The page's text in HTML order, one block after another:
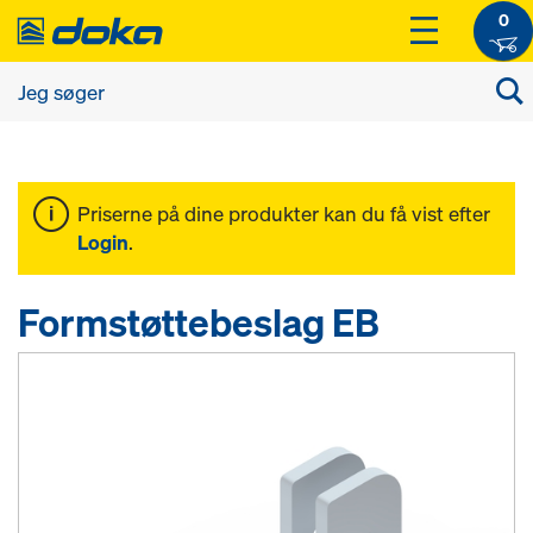
0
Priserne på dine produkter kan du få vist efter
Login.
Formstøttebeslag EB